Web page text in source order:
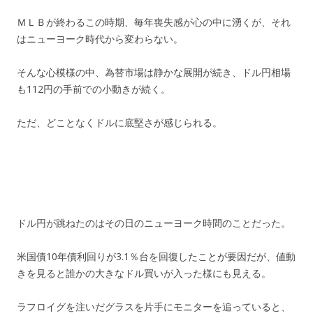
ＭＬＢが終わるこの時期、毎年喪失感が心の中に湧くが、それ
はニューヨーク時代から変わらない。
そんな心模様の中、為替市場は静かな展開が続き、ドル円相場
も112円の手前での小動きが続く。
ただ、どことなくドルに底堅さが感じられる。
ドル円が跳ねたのはその日のニューヨーク時間のことだった。
米国債10年債利回りが3.1％台を回復したことが要因だが、値動
きを見ると誰かの大きなドル買いが入った様にも見える。
ラフロイグを注いだグラスを片手にモニターを追っていると、